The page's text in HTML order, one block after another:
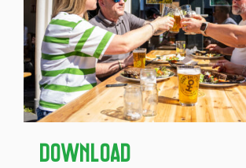
Download